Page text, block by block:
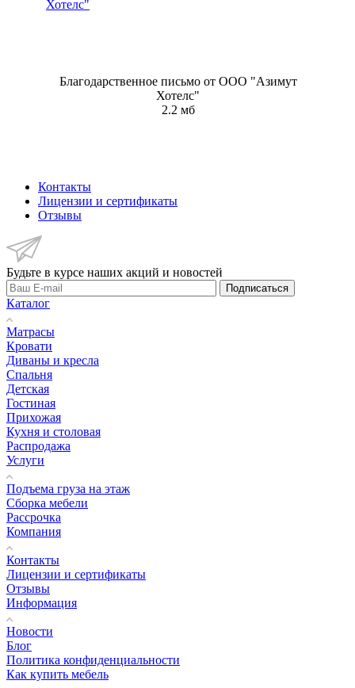
Благодарственное письмо от ООО "Азимут
Хотелс"
2.2 мб
Контакты
Лицензии и сертификаты
Отзывы
Будьте в курсе наших акций и новостей
Подписаться
Каталог
Матрасы
Кровати
Диваны и кресла
Спальня
Детская
Гостиная
Прихожая
Кухня и столовая
Распродажа
Услуги
Подъема груза на этаж
Сборка мебели
Рассрочка
Компания
Контакты
Лицензии и сертификаты
Отзывы
Информация
Новости
Блог
Политика конфиденциальности
Как купить мебель